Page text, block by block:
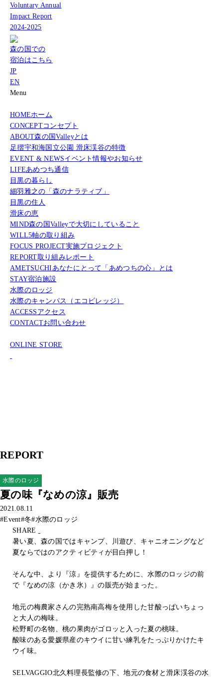
Voluntary Annual
Impact Report
2024-2025
森の国での
宿泊はこちら
JP
EN
Menu
HOMEホーム
CONCEPTコンセプト
ABOUT森の国Valleyとは
足摺宇和海国立公園 滑床渓谷の特徴
EVENT & NEWSイベント情報やお知らせ
LIFEあめつち通信
目黒の暮らし
細羽雅之の「森のナラティブ」
目黒の住人
滑床の恵
MIND森の国Valleyで大切にしていること
WILL5軸の取り組み
FOCUS PROJECT実施プロジェクト
REPORT取り組みレポート
AMETSUCHIあなたにとって「あめつちの心」とは
STAY宿泊施設
水際のロッジ
水際のキャンパス（エコビレッジ）
ACCESS アクセス
CONTACTお問い合わせ
ONLINE STORE
REPORT
水際のロッジ
夏の味『なめの涼』販売
2021.08.11
#Event#冬#水際のロッジ
SHARE
暑い夏、森の国ではキャンプ、川遊び、キャニオニングなど
夏ならではのアクティビティが目白押し！
そんな中、より『涼』を提供するために、水際のロッジの前
で『なめの涼（かき氷）』の販売が始まった。
地元の梅農家さんの完熟南高梅を使用した甘酸っぱいちょっ
と大人の梅味。
松野町の名物、桃の果肉がゴロッと入った夏の桃味。
酸味のある愛媛県産のキウイに甘い練乳をたっぷりかけたキ
ウイ味。
SELVAGGIO北久料理長監修の下、地元の食材と滑床渓谷の水